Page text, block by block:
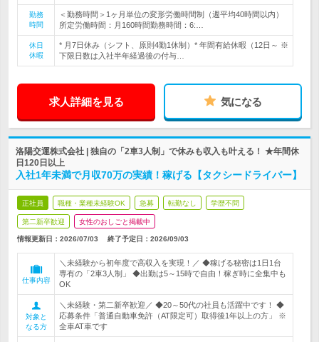
勤務
時間
＜勤務時間＞1ヶ月単位の変形労働時間制（週平均40時間以内）
所定労働時間：月160時間勤務時間：6:…
休日
休暇
* 月7日休み（シフト、原則4勤1休制）* 年間有給休暇（12日～ ※
下限日数は入社半年経過後の付与…
求人詳細を見る 気になる
洛陽交運株式会社 | 独自の「2車3人制」で休みも収入も叶える！ ★年間休
日120日以上
入社1年未満で月収70万の実績！稼げる【タクシードライバー】
正社員 職種・業種未経験OK 急募 転勤なし 学歴不問
第二新卒歓迎 女性のおしごと掲載中
情報更新日：2026/07/03 終了予定日： 2026/09/03
仕事内容
＼未経験から初年度で高収入を実現！／ ◆稼げる秘密は1日1台
専有の「2車3人制」 ◆出勤は5～15時で自由！稼ぎ時に全集中も
OK
対象と
なる方
＼未経験・第二新卒歓迎／ ◆20～50代の社員も活躍中です！ ◆
応募条件「普通自動車免許（AT限定可）取得後1年以上の方」 ※
全車AT車です